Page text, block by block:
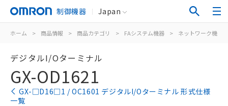
制御機器 Japan
ホーム > 商品情報 > 商品カテゴリ > FAシステム機器 > ネットワーク機器
デジタルI/Oターミナル
GX-OD1621
GX-□D16□1 / OC1601 デジタルI/Oターミナル 形式仕様
一覧